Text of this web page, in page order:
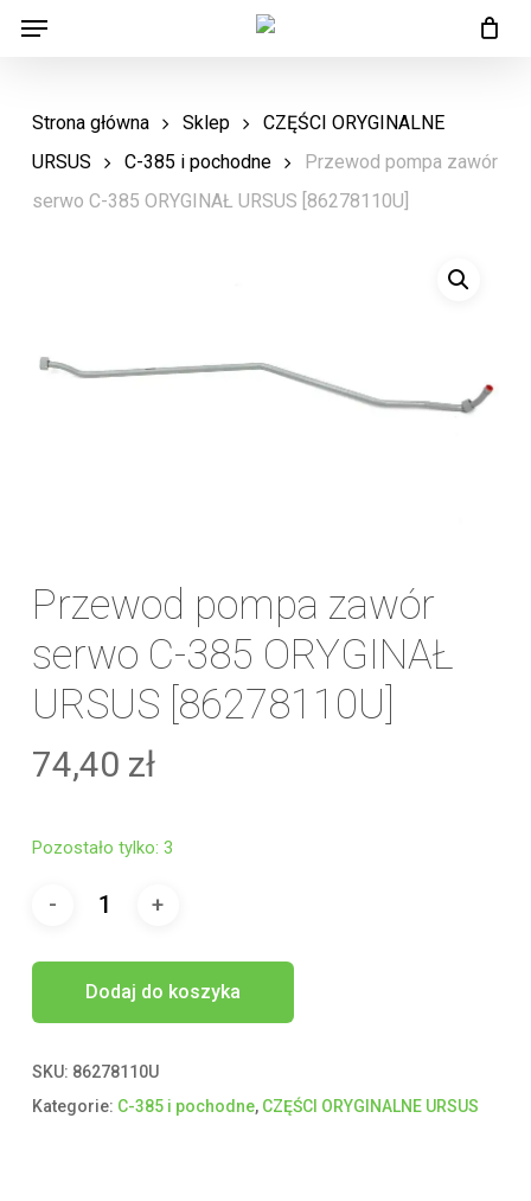
Skip
content
Menu
Strona główna Sklep
CZĘŚCI ORYGINALNE
URSUS
C-385 i pochodne
Przewod pompa zawór
serwo C-385 ORYGINAŁ URSUS [86278110U]
Przewod pompa zawór
serwo C-385 ORYGINAŁ
URSUS [86278110U]
74,40 zł
Pozostało tylko: 3
Dodaj do koszyka
SKU: 86278110U
Kategorie: C-385 i pochodne, CZĘŚCI ORYGINALNE URSUS
Menu